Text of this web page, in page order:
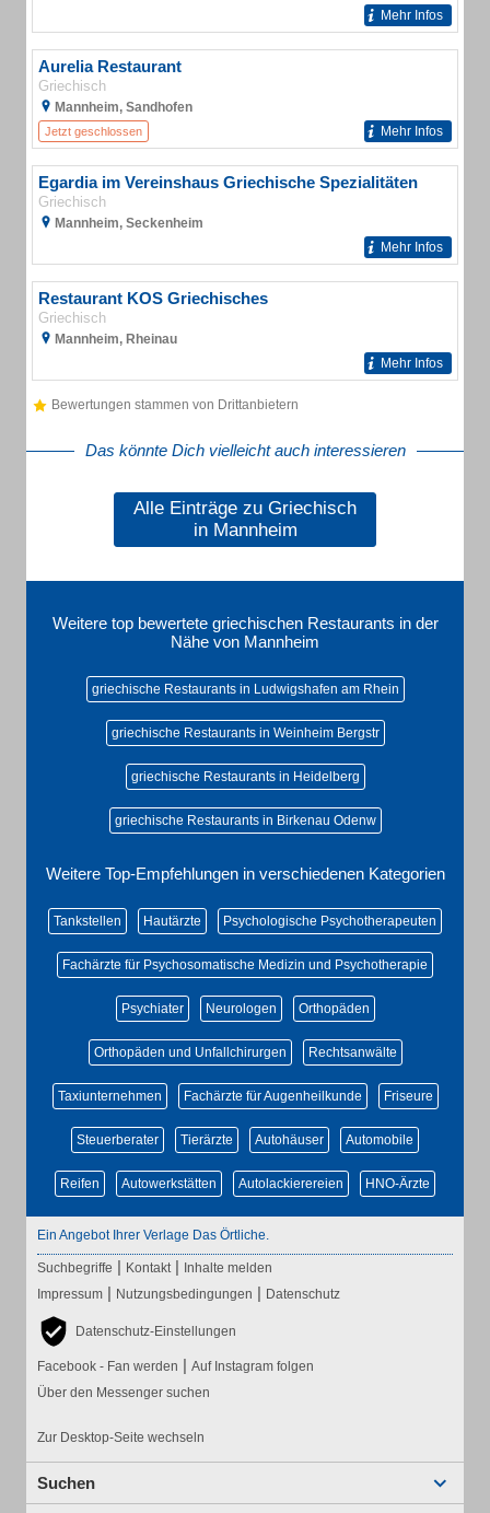
Mehr Infos
Aurelia Restaurant
Griechisch
Mannheim, Sandhofen
Jetzt geschlossen Mehr Infos
Egardia im Vereinshaus Griechische Spezialitäten
Griechisch
Mannheim, Seckenheim
Mehr Infos
Restaurant KOS Griechisches
Griechisch
Mannheim, Rheinau
Mehr Infos
Bewertungen stammen von Drittanbietern
Das könnte Dich vielleicht auch interessieren
Alle Einträge zu Griechisch
in Mannheim
Weitere top bewertete griechischen Restaurants in der
Nähe von Mannheim
griechische Restaurants in Ludwigshafen am Rhein
griechische Restaurants in Weinheim Bergstr
griechische Restaurants in Heidelberg
griechische Restaurants in Birkenau Odenw
Weitere Top-Empfehlungen in verschiedenen Kategorien
Tankstellen Hautärzte Psychologische Psychotherapeuten
Fachärzte für Psychosomatische Medizin und Psychotherapie
Psychiater Neurologen Orthopäden
Orthopäden und Unfallchirurgen Rechtsanwälte
Taxiunternehmen Fachärzte für Augenheilkunde Friseure
Steuerberater Tierärzte Autohäuser Automobile
Reifen Autowerkstätten Autolackierereien HNO-Ärzte
Ein Angebot Ihrer Verlage Das Örtliche.
Suchbegriffe | Kontakt | Inhalte melden
Impressum | Nutzungsbedingungen | Datenschutz
Datenschutz-Einstellungen
Facebook - Fan werden | Auf Instagram folgen
Über den Messenger suchen
Zur Desktop-Seite wechseln
Suchen